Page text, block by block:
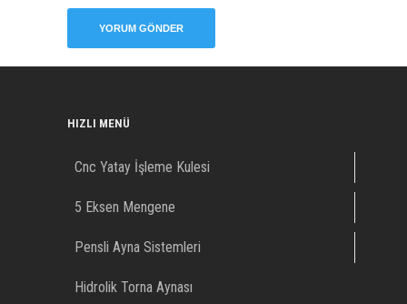
HIZLI MENÜ
Cnc Yatay İşleme Kulesi
5 Eksen Mengene
Pensli Ayna Sistemleri
Hidrolik Torna Aynası